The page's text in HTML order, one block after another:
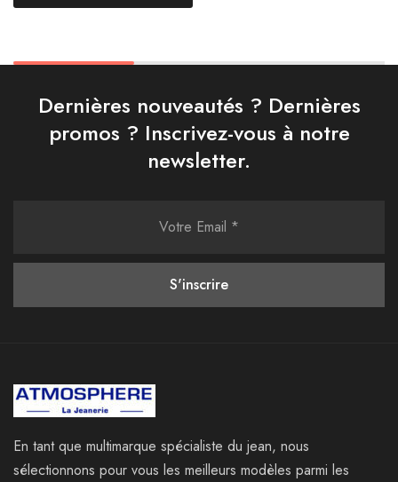
Dernières nouveautés ? Dernières
promos ? Inscrivez-vous à notre
newsletter.
En tant que multimarque spécialiste du jean, nous
sélectionnons pour vous les meilleurs modèles parmi les